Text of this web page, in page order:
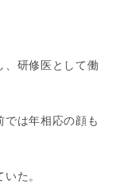
、研修医として働
では年相応の顔も
た。